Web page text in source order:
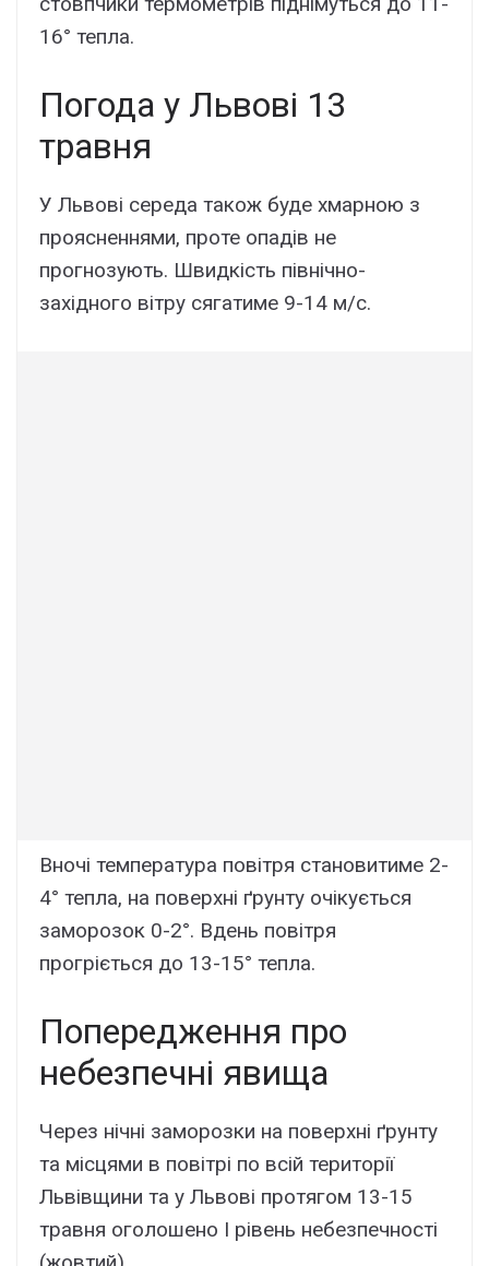
16° тепла.
Погода у Львові 13
травня
У Львові середа також буде хмарною з
проясненнями, проте опадів не
прогнозують. Швидкість північно-
західного вітру сягатиме 9-14 м/с.
Вночі температура повітря становитиме 2-
4° тепла, на поверхні ґрунту очікується
заморозок 0-2°. Вдень повітря
прогріється до 13-15° тепла.
Попередження про
небезпечні явища
Через нічні заморозки на поверхні ґрунту
та місцями в повітрі по всій території
Львівщини та у Львові протягом 13-15
травня оголошено І рівень небезпечності